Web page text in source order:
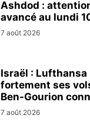
Ashdod :
avancé au lundi
7 août 2026
Israël :
fortement ses
Ben-Gourion
7 août 2026